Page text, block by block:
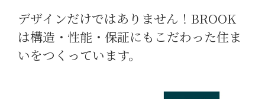
デザインだけではありません！BROOK
は構造・性能・保証にもこだわった住ま
いをつくっています。